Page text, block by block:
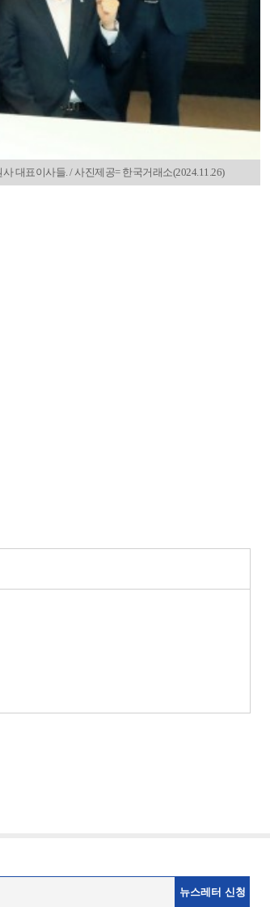
대표이사들. / 사진제공= 한국거래소(2024.11.26)
뉴스레터 신청